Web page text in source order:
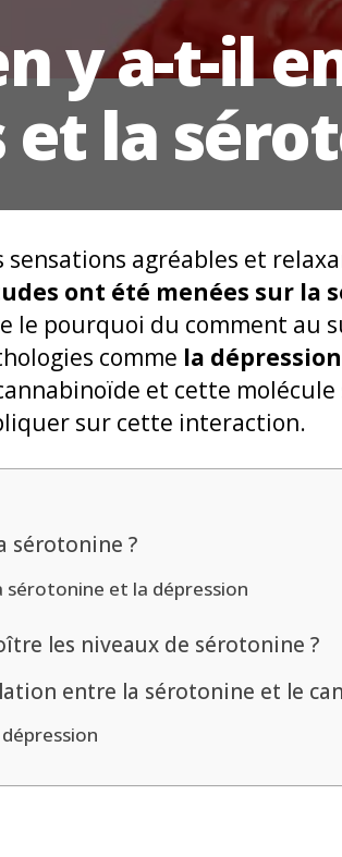
y a-t-il
et la
sensations agréables et
ont été menées sur la
le pourquoi du comment au
comme la
et cette
sur cette interaction.
sérotonine ?
sérotonine et la dépression
les niveaux de sérotonine ?
entre la sérotonine et le